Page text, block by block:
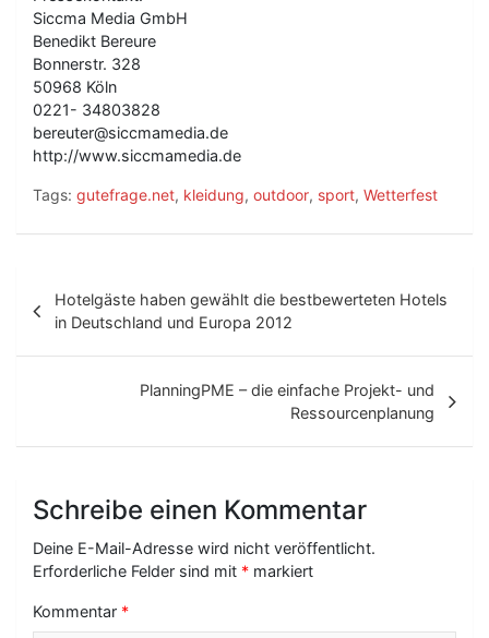
Siccma Media GmbH
Benedikt Bereure
Bonnerstr. 328
50968 Köln
0221- 34803828
bereuter@siccmamedia.de
http://www.siccmamedia.de
Tags: gutefrage.net, kleidung, outdoor, sport, Wetterfest
e
i
g
N
Hotelgäste haben gewählt die bestbewerteten Hotels
in Deutschland und Europa 2012
PlanningPME – die einfache Projekt- und
Ressourcenplanung
Schreibe einen Kommentar
Deine E-Mail-Adresse wird nicht veröffentlicht.
Erforderliche Felder sind mit * markiert
Kommentar *